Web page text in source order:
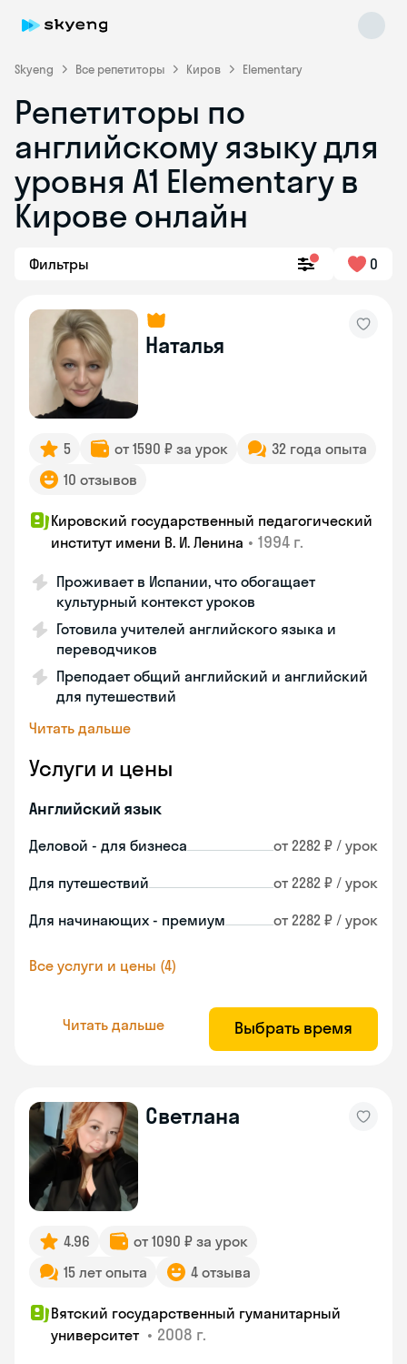
Skyeng Все репетиторы Киров Elementary
Репетиторы по
английскому языку для
уровня A1 Elementary в
Кирове онлайн
Фильтры 0
Наталья
5 от 1590 ₽ за урок
32 года опыта
10 отзывов
Кировский государственный педагогический
институт имени В. И. Ленина • 1994 г.
Проживает в Испании, что обогащает
культурный контекст уроков
Готовила учителей английского языка и
переводчиков
Преподает общий английский и английский
для путешествий
Читать дальше
Услуги и цены
Английский язык
Деловой - для бизнеса от 2282 ₽ / урок
Для путешествий от 2282 ₽ / урок
Для начинающих - премиум от 2282 ₽ / урок
Все услуги и цены (4)
Читать дальше Выбрать время
Светлана
4.96
от 1090 ₽ за урок
15 лет опыта
4 отзыва
Вятский государственный гуманитарный
университет • 2008 г.
Skyeng Chat